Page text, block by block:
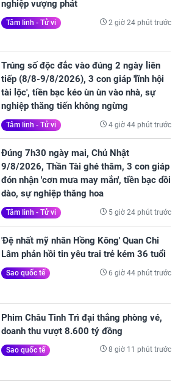
nghiệp vượng phát
Tâm linh - Tử vi 2 giờ 24 phút trước
Trúng số độc đắc vào đúng 2 ngày liên
tiếp (8/8-9/8/2026), 3 con giáp 'lĩnh hội
tài lộc', tiền bạc kéo ùn ùn vào nhà, sự
nghiệp thăng tiến không ngừng
Tâm linh - Tử vi 4 giờ 44 phút trước
Đúng 7h30 ngày mai, Chủ Nhật
9/8/2026, Thần Tài ghé thăm, 3 con giáp
đón nhận 'cơn mưa may mắn', tiền bạc dồi
dào, sự nghiệp thăng hoa
Tâm linh - Tử vi 5 giờ 24 phút trước
'Đệ nhất mỹ nhân Hồng Kông' Quan Chi
Lâm phản hồi tin yêu trai trẻ kém 36 tuổi
Sao quốc tế 6 giờ 44 phút trước
Phim Châu Tinh Trì đại thắng phòng vé,
doanh thu vượt 8.600 tỷ đồng
Sao quốc tế 8 giờ 11 phút trước